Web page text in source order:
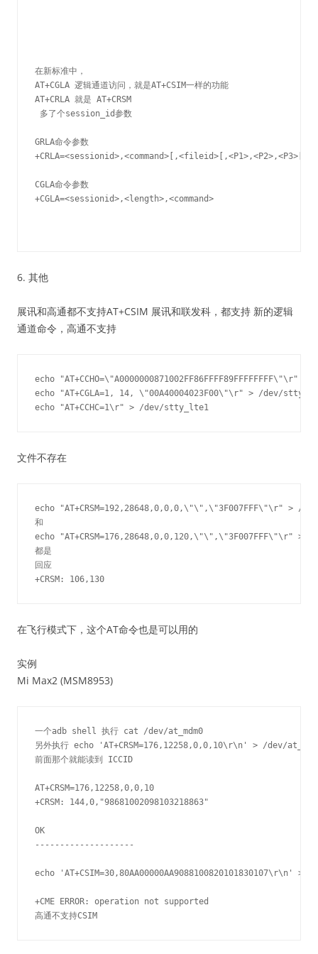
在新标准中，
AT+CGLA 逻辑通道访问，就是AT+CSIM一样的功能
AT+CRLA 就是 AT+CRSM
多了个session_id参数
GRLA命令参数
CGLA命令参数
+CGLA=<sessionid>,<length>,<command>
6. 其他
展讯和高通都不支持AT+CSIM 展讯和联发科，都支持 新的逻辑
通道命令，高通不支持
echo "AT+CCHO=\"A0000000871002FF86FFFF89FFFFFFFF\"\r"
echo "AT+CGLA=1, 14, \"00A40004023F00\"\r" > /dev/
文件不存在
echo "AT+CRSM=192,28648,0,0,0,\"\",\"3F007FFF\"\r" > /
和
echo "AT+CRSM=176,28648,0,0,120,\"\",\"3F007FFF\"\r" >
都是
回应
在飞行模式下，这个AT命令也是可以用的
实例
Mi Max2 (MSM8953)
一个adb shell 执行 cat /dev/at_mdm0
另外执行 echo 'AT+CRSM=176,12258,0,0,10\r\n' > /dev/
前面那个就能读到 ICCID
AT+CRSM=176,12258,0,0,10
+CRSM: 144,0,"98681002098103218863"
OK
--------------------
echo 'AT+CSIM=30,80AA00000AA9088100820101830107\r\n' > /
+CME ERROR: operation not supported